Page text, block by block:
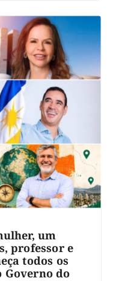
reafirmou sua
um
professor e
todos os
Governo do